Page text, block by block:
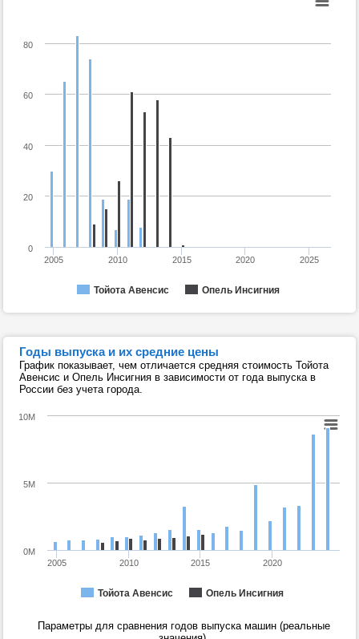
Тойота Авенсис Опель Инсигния
2005 2010 2015 2020 2025
0
20
40
60
80
Годы выпуска и их средние цены
График показывает, чем отличается средняя стоимость Тойота
Авенсис и Опель Инсигния в зависимости от года выпуска в
России без учета города.
Тойота Авенсис Опель Инсигния
2005 2010 2015 2020
0M
5M
10M
Параметры для сравнения годов выпуска машин (реальные